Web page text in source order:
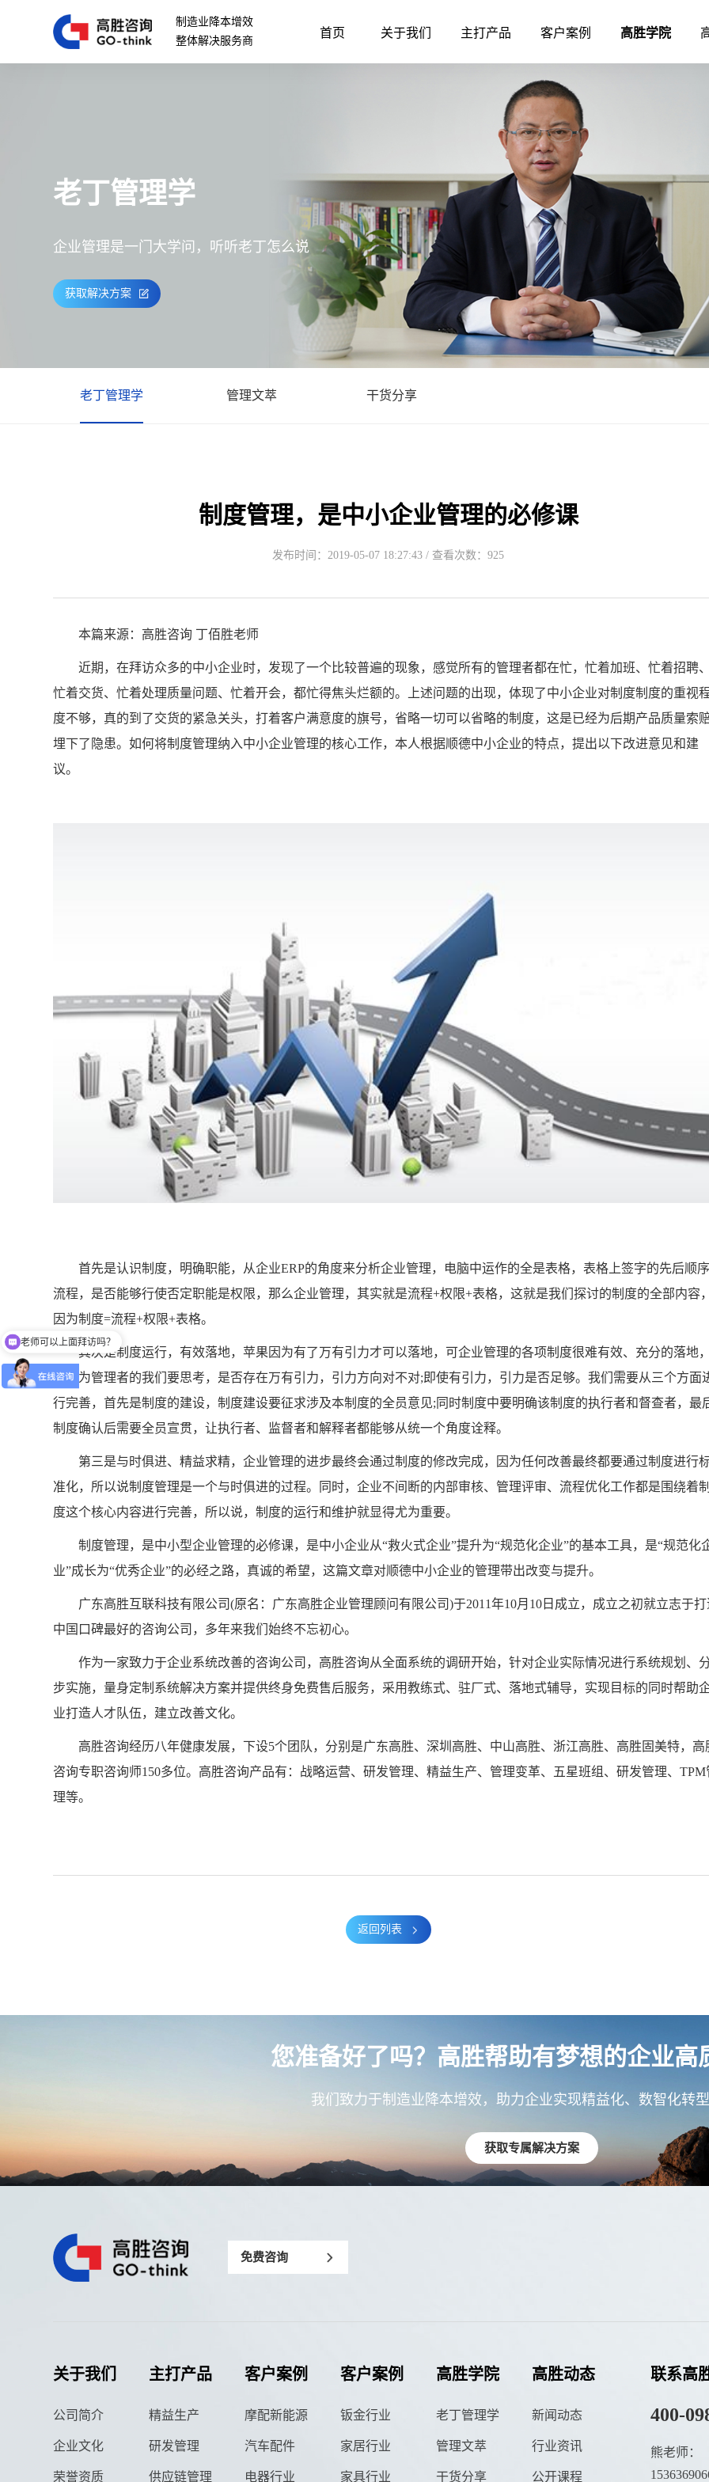
制造业降本增效
整体解决服务商
首页 关于我们 主打产品 客户案例 高胜学院
老丁管理学
企业管理是一门大学问，听听老丁怎么说
获取解决方案
老丁管理学 管理文萃 干货分享
制度管理，是中小企业管理的必修课
发布时间：2019-05-07 18:27:43 / 查看次数：925
本篇来源：高胜咨询 丁佰胜老师
近期，在拜访众多的中小企业时，发现了一个比较普遍的现象，感觉所有的管理者都在忙，忙着加班、忙着招聘、
忙着交货、忙着处理质量问题、忙着开会，都忙得焦头烂额的。上述问题的出现，体现了中小企业对制度制度的重视
度不够，真的到了交货的紧急关头，打着客户满意度的旗号，省略一切可以省略的制度，这是已经为后期产品质量索
埋下了隐患。如何将制度管理纳入中小企业管理的核心工作，本人根据顺德中小企业的特点，提出以下改进意见和建
议。
首先是认识制度，明确职能，从企业ERP的角度来分析企业管理，电脑中运作的全是表格，表格上签字的先后顺
流程，是否能够行使否定职能是权限，那么企业管理，其实就是流程+权限+表格，这就是我们探讨的制度的全部内容，
因为制度=流程+权限+表格。
其次是制度运行，有效落地，苹果因为有了万有引力才可以落地，可企业管理的各项制度很难有效、充分的落地，
那作为管理者的我们要思考，是否存在万有引力，引力方向对不对;即使有引力，引力是否足够。我们需要从三个方面
行完善，首先是制度的建设，制度建设要征求涉及本制度的全员意见;同时制度中要明确该制度的执行者和督查者，最
制度确认后需要全员宣贯，让执行者、监督者和解释者都能够从统一个角度诠释。
第三是与时俱进、精益求精，企业管理的进步最终会通过制度的修改完成，因为任何改善最终都要通过制度进行
准化，所以说制度管理是一个与时俱进的过程。同时，企业不间断的内部审核、管理评审、流程优化工作都是围绕着制
度这个核心内容进行完善，所以说，制度的运行和维护就显得尤为重要。
制度管理，是中小型企业管理的必修课，是中小企业从“救火式企业”提升为“规范化企业”的基本工具，是“规范化
业”成长为“优秀企业”的必经之路，真诚的希望，这篇文章对顺德中小企业的管理带出改变与提升。
广东高胜互联科技有限公司(原名：广东高胜企业管理顾问有限公司)于2011年10月10日成立，成立之初就立志于打
中国口碑最好的咨询公司，多年来我们始终不忘初心。
作为一家致力于企业系统改善的咨询公司，高胜咨询从全面系统的调研开始，针对企业实际情况进行系统规划、
步实施，量身定制系统解决方案并提供终身免费售后服务，采用教练式、驻厂式、落地式辅导，实现目标的同时帮助
业打造人才队伍，建立改善文化。
高胜咨询经历八年健康发展，下设5个团队，分别是广东高胜、深圳高胜、中山高胜、浙江高胜、高胜固美特，高
咨询专职咨询师150多位。高胜咨询产品有：战略运营、研发管理、精益生产、管理变革、五星班组、研发管理、TPM
理等。
返回列表
您准备好了吗？高胜帮助有梦想的企业高
我们致力于制造业降本增效，助力企业实现精益化、数智化转
获取专属解决方案
免费咨询
关于我们
公司简介
企业文化
荣誉资质
主打产品
精益生产
研发管理
供应链管理
客户案例
摩配新能源
汽车配件
电器行业
客户案例
钣金行业
家居行业
家具行业
高胜学院
老丁管理学
管理文萃
干货分享
高胜动态
新闻动态
行业资讯
公开课程
联系高
400-
熊老师：
老师可以上面拜访吗？